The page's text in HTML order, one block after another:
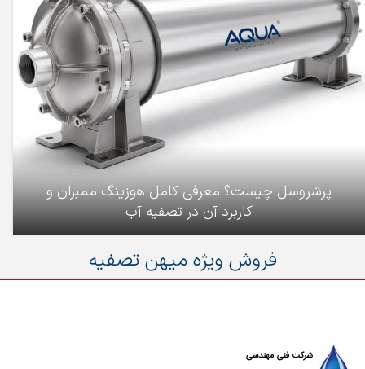
پرشروسل چیست؟ معرفی کامل هوزینگ ممبران و
کاربرد آن در تصفیه آب
فروش ویژه میهن تصفیه